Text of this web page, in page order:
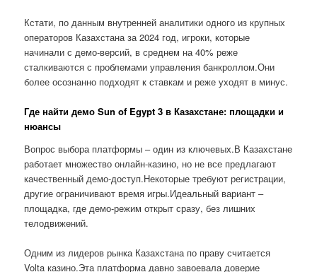
Кстати, по данным внутренней аналитики одного из крупных
операторов Казахстана за 2024 год, игроки, которые
начинали с демо-версий, в среднем на 40% реже
сталкиваются с проблемами управления банкроллом.Они
более осознанно подходят к ставкам и реже уходят в минус.
Где найти демо Sun of Egypt 3 в Казахстане: площадки и
нюансы
Вопрос выбора платформы – один из ключевых.В Казахстане
работает множество онлайн-казино, но не все предлагают
качественный демо-доступ.Некоторые требуют регистрации,
другие ограничивают время игры.Идеальный вариант –
площадка, где демо-режим открыт сразу, без лишних
телодвижений.
Одним из лидеров рынка Казахстана по праву считается
Volta казино.Эта платформа давно завоевала доверие